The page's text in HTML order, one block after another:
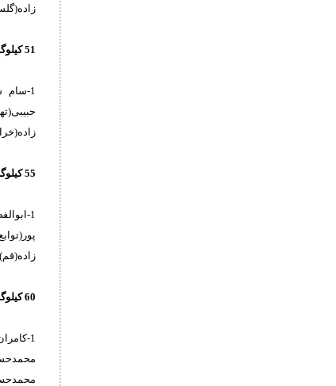
زاده(گلستان) 8-محمدمعین باقری(یزد) 9-امیرمحمد
51 کیلوگرم:
زاده(خراسان رضوی) 9-
55‌ کیلوگرم:
زاده(قم) 9-محمدحسین رضائی(گلستان) 10-حمیدرضا پروینی(قزوین)
60 کیلوگرم:
محمدحسین